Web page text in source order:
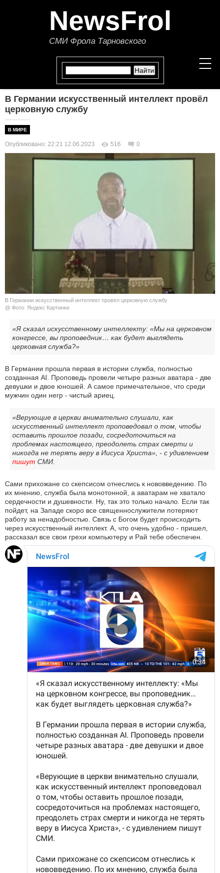
NewsFrol
СМИ Фрола Тарновского
ПОЛИТИКА
ЭКОНОМИКА
В МИРЕ
ОБЩЕСТВО
СПОРТ
АВТО И МОТО
БЛОГ
В Германии искусственный интеллект провёл
церковную службу
В МИРЕ
Опубликовано: 22:21 12.06.2023 516 0
В Германии искусственный интеллект провёл церковную службу
@ Фото: Яндекс Картинки
«Я сказал искусственному интеллекту: «Мы на церковном
конгрессе, вы проповедник… как будет выглядеть
церковная служба?»
В Германии прошла первая в истории служба, полностью
созданная AI. Проповедь провели четыре разных аватара - две
девушки и двое юношей. А самое примечательное, что среди
мужчин один негр - чистый ариец.
«Верующие в церкви внимательно слушали, как
искусственный интеллект проповедовал о том, чтобы
оставить прошлое позади, сосредоточиться на
проблемах настоящего, преодолеть страх смерти и
никогда не терять веру в Иисуса Христа», - с удивлением
пишут СМИ.
Сами прихожане со скепсисом отнеслись к нововведению. По
их мнению, служба была монотонной, а аватарам не хватало
сердечности и душевности. Ну, так это только начало. Если так
пойдет, на Западе скоро все священнослужители потеряют
работу за ненадобностью. Связь с Богом будет происходить
через искусственный интеллект. А, что очень удобно - пришел,
рассказал все свои грехи компьютеру и Рай тебе обеспечен.